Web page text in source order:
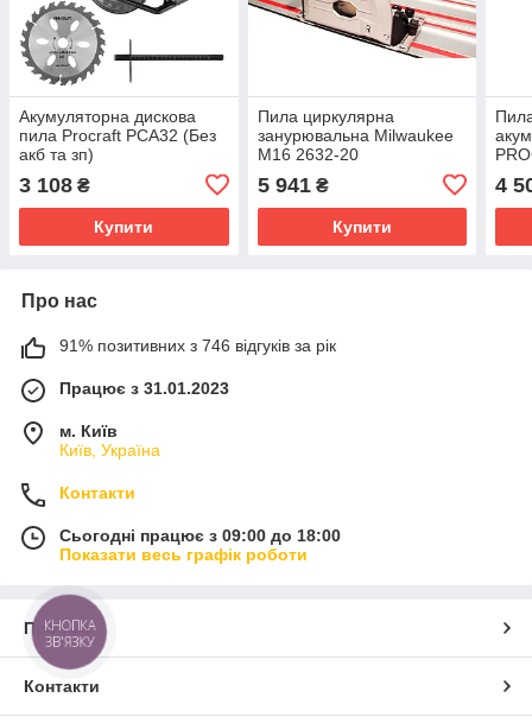
Акумуляторна дискова
пила Procraft PCA32 (Без
акб та зп)
3 108 ₴
Купити
Пила циркулярна
занурювальна Milwaukee
M16 2632-20
5 941₴
Купити
4
Про нас
91% позитивних з 746 відгуків за рік
Працює з 31.01.2023
м. Київ
Київ, Україна
Контакти
Сьогодні працює з 09:00 до 18:00
Показати весь графік роботи
Про нас
Контакти
КНОПКА
ЗВ'ЯЗКУ